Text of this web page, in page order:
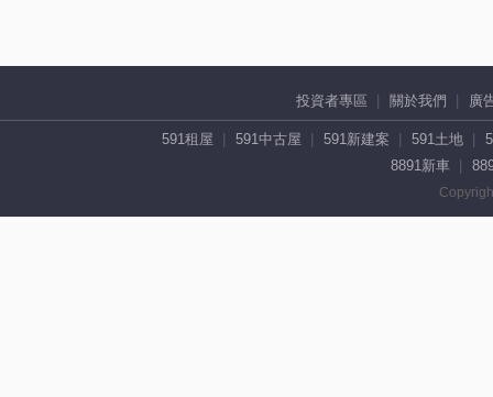
投資者專區 關於我們 廣
591租屋 591中古屋 591新建案 591土地
8891新車